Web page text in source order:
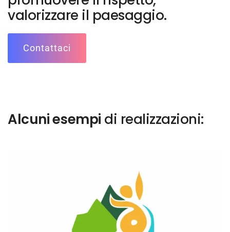
valorizzare il paesaggio.
Contattaci
Alcuni esempi di realizzazioni: